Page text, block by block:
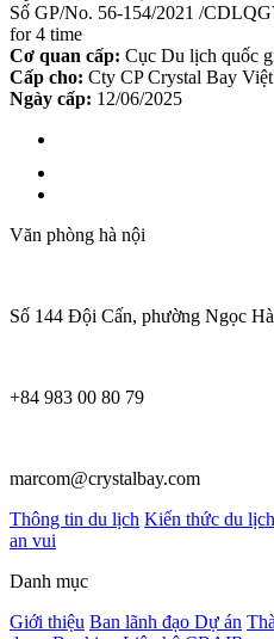
Số GP/No. 56-154/2021 /
for 4 time
Cơ quan cấp: Cục Du lịch quốc
Cấp cho: Cty CP Crystal Bay
Ngày cấp: 12/06/2025
Văn phòng hà nội
Số 144 Đội Cấn, phường Ngọc
+84 983 00 80 79
marcom@crystalbay.com
Thông tin du lịch Kiến thức du lịch
an vui
Danh mục
Giới thiệu Ban lãnh đạo Dự án